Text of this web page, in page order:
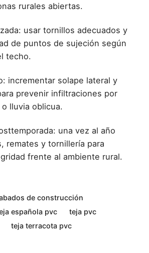
rurales abiertas.
usar tornillos adecuados y
de puntos de sujeción según
techo.
incrementar solape lateral y
prevenir infiltraciones por
lluvia oblicua.
una vez al año
remates y tornillería para
frente al ambiente rural.
de construcción
española pvc
teja pvc
teja terracota pvc